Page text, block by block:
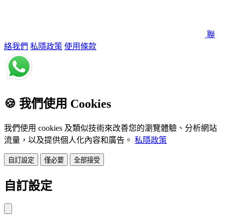
聯
絡我們 私隱政策 使用條款
🍪 我們使用 Cookies
我們使用 cookies 及類似技術來改善您的瀏覽體驗、分析網站
流量，以及提供個人化內容和廣告。 私隱政策
自訂設定 僅必要 全部接受
自訂設定